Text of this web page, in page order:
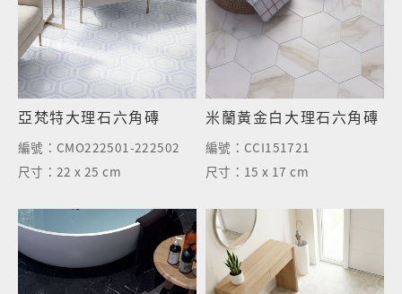
亞梵特大理石六角磚
編號： CMO222501-222502
尺寸：22 x 25 cm
米蘭黃金白大理石六角磚
編號： CCI151721
尺寸： 15 x 17 cm